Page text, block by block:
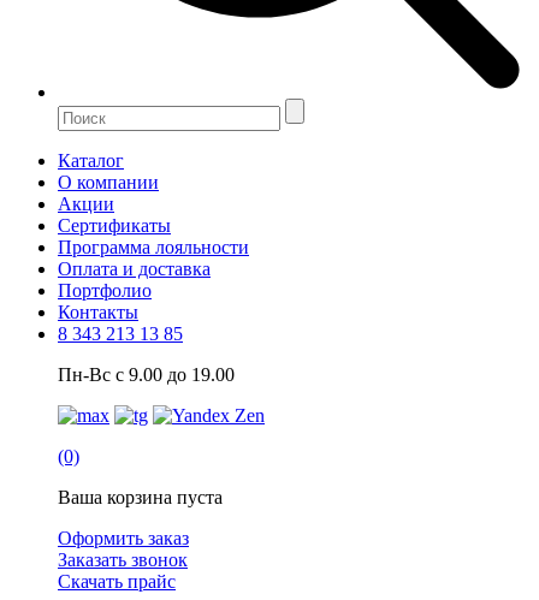
Каталог
О компании
Акции
Сертификаты
Программа лояльности
Оплата и доставка
Портфолио
Контакты
8 343 213 13 85
Пн-Вс с 9.00 до 19.00
(0)
Ваша корзина пуста
Оформить заказ
Заказать звонок
Скачать прайс